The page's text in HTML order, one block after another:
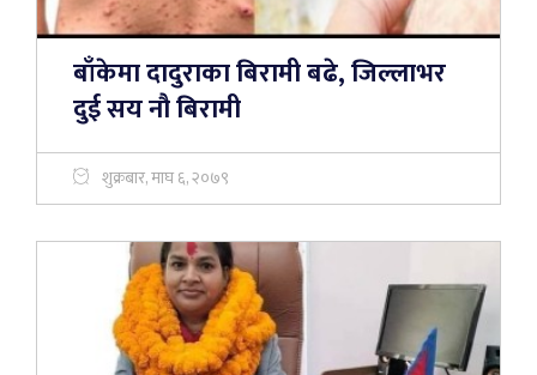
बाँकेमा दादुराका बिरामी बढे, जिल्लाभर
दुई सय नौ बिरामी
शुक्रबार, माघ ६, २०७९